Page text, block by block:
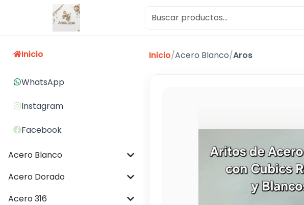
Inicio
WhatsApp
Instagram
Facebook
Acero Blanco
Acero Dorado
Acero 316
Inicio/Acero Blanco/Aros